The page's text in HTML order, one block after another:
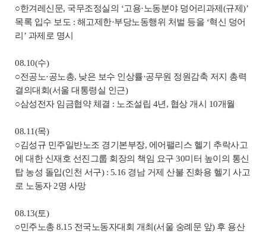
○한겨레신문, 국무조정실의 ‘고용·노동분야 덩어리과제(규제)’
목록 입수 보도 : 해고제한·부당노동행위 처벌 등을 ‘혁신 덩어
리’ 과제로 명시
08.10(수)
○전공노·공노총, 낮은 보수 인상률·공무원 정원감축 저지 총력
결의대회(서울 대통령실 인근)
○삼성전자 임금협약 체결 : 노조설립 4년, 협상 개시 10개월
08.11(목)
○김성규 민주일반노조 경기본부장, 에어팰리스 헬기 추락사고
에 대한 신재호 선진그룹 회장의 책임 요구 30미터 높이의 통신
탑 농성 돌입(인천 서구) : 5.16 경남 거제 산불 진화용 헬기 사고
로 노동자 2명 사망
08.13(토)
○민주노총 8.15 전국노동자대회 개최(서울 숭례문 앞) 후 용산